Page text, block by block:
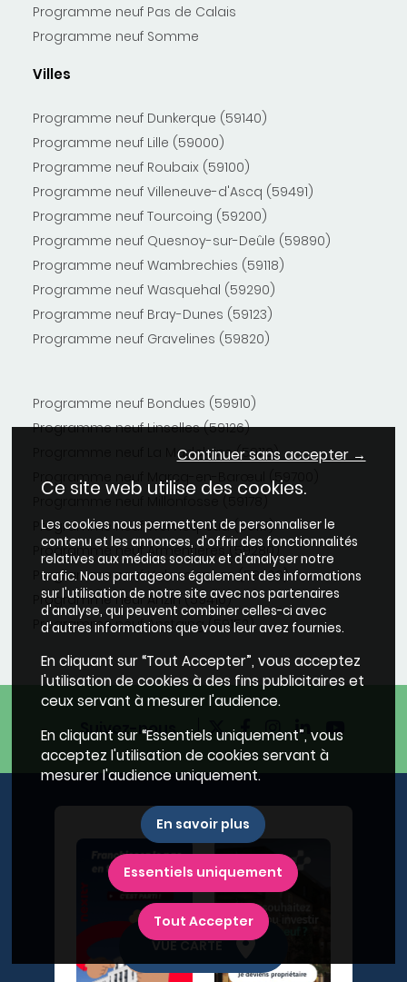
VUE CARTE
Programme neuf Pas de Calais
Programme neuf Somme
Villes
Programme neuf Dunkerque (59140)
Programme neuf Lille (59000)
Programme neuf Roubaix (59100)
Programme neuf Villeneuve-d'Ascq (59491)
Programme neuf Tourcoing (59200)
Programme neuf Quesnoy-sur-Deûle (59890)
Programme neuf Wambrechies (59118)
Programme neuf Wasquehal (59290)
Programme neuf Bray-Dunes (59123)
Programme neuf Gravelines (59820)
Programme neuf Bondues (59910)
Programme neuf Linselles (59126)
Programme neuf La Madeleine (59110)
Programme neuf Marcq-en-Barœul (59700)
Programme neuf Wervicq-Sud (59117)
Programme neuf Armentières (59280)
Programme neuf Valenciennes (59300)
Programme neuf Anzin (59410)
Programme neuf Anstaing (59152)
Suivez-nous
Continuer sans accepter →
Ce site web utilise des cookies.
Les cookies nous permettent de personnaliser le
contenu et les annonces, d'offrir des fonctionnalités
relatives aux médias sociaux et d'analyser notre
trafic. Nous partageons également des informations
sur l'utilisation de notre site avec nos partenaires
d'analyse, qui peuvent combiner celles-ci avec
d'autres informations que vous leur avez fournies.
En cliquant sur “Tout Accepter”, vous acceptez
l'utilisation de cookies à des fins publicitaires et
ceux servant à mesurer l'audience.
En cliquant sur “Essentiels uniquement”, vous
acceptez l'utilisation de cookies servant à
mesurer l'audience uniquement.
En savoir plus
Essentiels uniquement
Tout Accepter